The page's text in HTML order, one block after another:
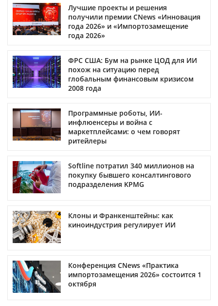
Лучшие проекты и решения
получили премии CNews «Инновация
года 2026» и «Импортозамещение
года 2026»
ФРС США: Бум на рынке ЦОД для ИИ
похож на ситуацию перед
глобальным финансовым кризисом
2008 года
Программные роботы, ИИ-
инфлюенсеры и война с
маркетплейсами: о чем говорят
ритейлеры
Softline потратил 340 миллионов на
покупку бывшего консалтингового
подразделения KPMG
Клоны и Франкенштейны: как
киноиндустрия регулирует ИИ
Конференция CNews «Практика
импортозамещения 2026» состоится 1
октября